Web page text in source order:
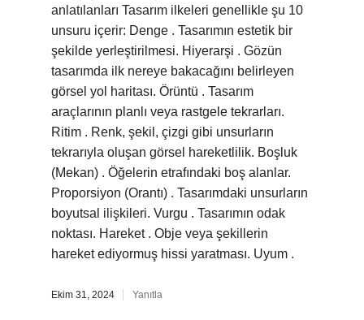
anlatılanları Tasarım ilkeleri genellikle şu 10
unsuru içerir: Denge . Tasarımın estetik bir
şekilde yerleştirilmesi. Hiyerarşi . Gözün
tasarımda ilk nereye bakacağını belirleyen
görsel yol haritası. Örüntü . Tasarım
araçlarının planlı veya rastgele tekrarları.
Ritim . Renk, şekil, çizgi gibi unsurların
tekrarıyla oluşan görsel hareketlilik. Boşluk
(Mekan) . Öğelerin etrafındaki boş alanlar.
Proporsiyon (Orantı) . Tasarımdaki unsurların
boyutsal ilişkileri. Vurgu . Tasarımın odak
noktası. Hareket . Obje veya şekillerin
hareket ediyormuş hissi yaratması. Uyum .
Ekim 31, 2024 Yanıtla